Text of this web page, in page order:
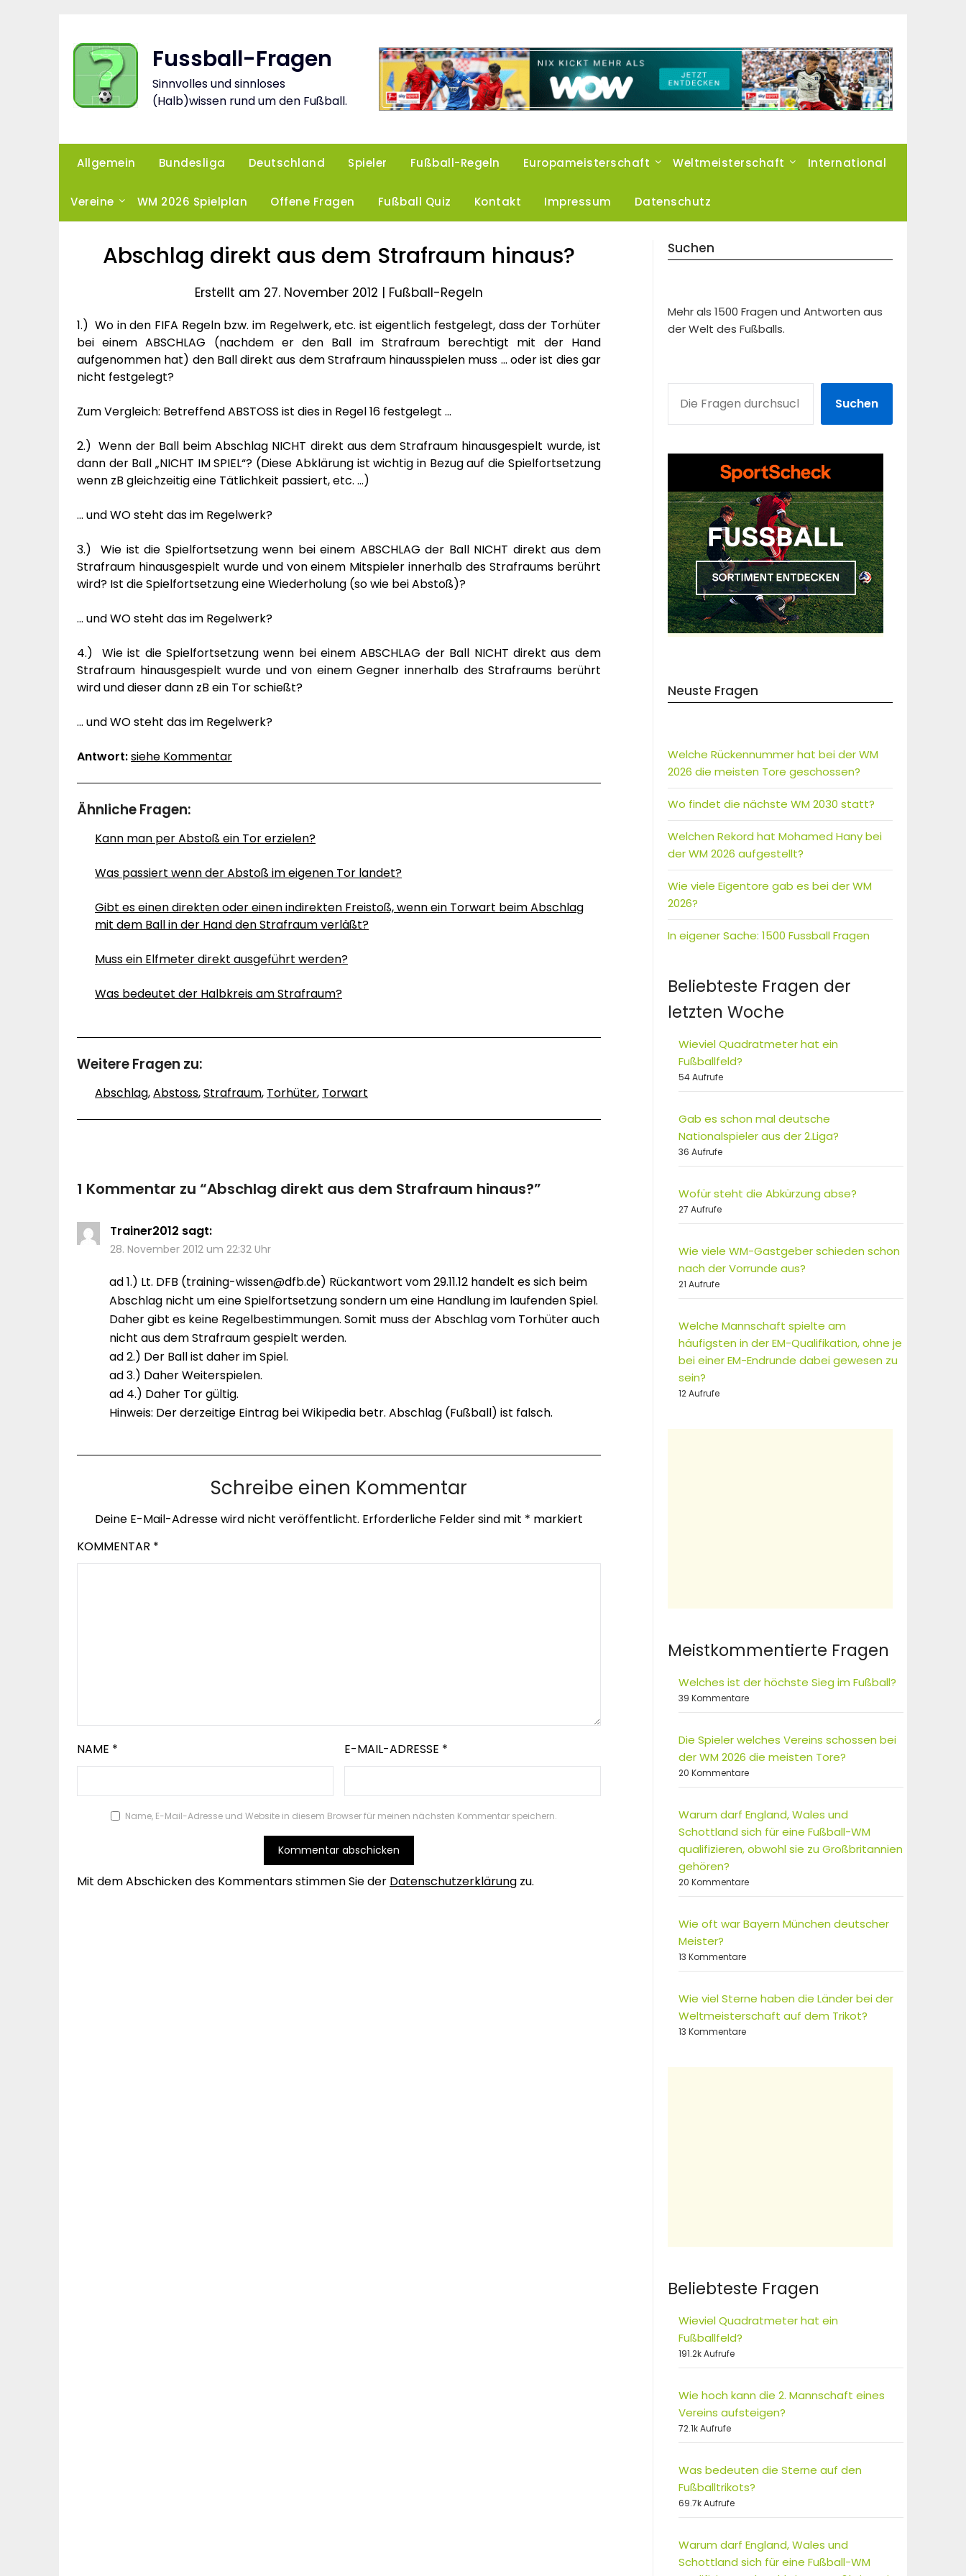
Fussball-Fragen
Sinnvolles und sinnloses
(Halb)wissen rund um den Fußball.
Allgemein Bundesliga Deutschland Spieler Fußball-Regeln Europameisterschaft Weltmeisterschaft International
Vereine WM 2026 Spielplan Offene Fragen Fußball Quiz Kontakt Impressum Datenschutz
Abschlag direkt aus dem Strafraum hinaus?
Erstellt am 27. November 2012 | Fußball-Regeln
1.) Wo in den FIFA Regeln bzw. im Regelwerk, etc. ist eigentlich festgelegt, dass der Torhüter
bei einem ABSCHLAG (nachdem er den Ball im Strafraum berechtigt mit der Hand
aufgenommen hat) den Ball direkt aus dem Strafraum hinausspielen muss … oder ist dies gar
nicht festgelegt?
Zum Vergleich: Betreffend ABSTOSS ist dies in Regel 16 festgelegt …
2.) Wenn der Ball beim Abschlag NICHT direkt aus dem Strafraum hinausgespielt wurde, ist
dann der Ball „NICHT IM SPIEL“? (Diese Abklärung ist wichtig in Bezug auf die Spielfortsetzung
wenn zB gleichzeitig eine Tätlichkeit passiert, etc. …)
… und WO steht das im Regelwerk?
3.) Wie ist die Spielfortsetzung wenn bei einem ABSCHLAG der Ball NICHT direkt aus dem
Strafraum hinausgespielt wurde und von einem Mitspieler innerhalb des Strafraums berührt
wird? Ist die Spielfortsetzung eine Wiederholung (so wie bei Abstoß)?
… und WO steht das im Regelwerk?
4.) Wie ist die Spielfortsetzung wenn bei einem ABSCHLAG der Ball NICHT direkt aus dem
Strafraum hinausgespielt wurde und von einem Gegner innerhalb des Strafraums berührt
wird und dieser dann zB ein Tor schießt?
… und WO steht das im Regelwerk?
Antwort:siehe Kommentar
Ähnliche Fragen:
Kann man per Abstoß ein Tor erzielen?
Was passiert wenn der Abstoß im eigenen Tor landet?
Gibt es einen direkten oder einen indirekten Freistoß, wenn ein Torwart beim Abschlag
mit dem Ball in der Hand den Strafraum verläßt?
Muss ein Elfmeter direkt ausgeführt werden?
Was bedeutet der Halbkreis am Strafraum?
Weitere Fragen zu:
Abschlag,Abstoss,Strafraum, Torhüter, Torwart
1 Kommentar zu “Abschlag direkt aus dem Strafraum hinaus?”
Trainer2012 sagt:
28. November 2012 um 22:32 Uhr
ad 1.) Lt. DFB (training-wissen@dfb.de) Rückantwort vom 29.11.12 handelt es sich beim
Abschlag nicht um eine Spielfortsetzung sondern um eine Handlung im laufenden Spiel.
Daher gibt es keine Regelbestimmungen. Somit muss der Abschlag vom Torhüter auch
nicht aus dem Strafraum gespielt werden.
ad 2.) Der Ball ist daher im Spiel.
ad 3.) Daher Weiterspielen.
ad 4.) Daher Tor gültig.
Hinweis: Der derzeitige Eintrag bei Wikipedia betr. Abschlag (Fußball) ist falsch.
Schreibe einen Kommentar
Deine E-Mail-Adresse wird nicht veröffentlicht. Erforderliche Felder sind mit * markiert
KOMMENTAR *
NAME * E-MAIL-ADRESSE *
Name, E-Mail-Adresse und Website in diesem Browser für meinen nächsten Kommentar speichern.
Mit dem Abschicken des Kommentars stimmen Sie der Datenschutzerklärung zu.
Suchen
Mehr als 1500 Fragen und Antworten aus
der Welt des Fußballs.
Suchen
Neuste Fragen
Welche Rückennummer hat bei der WM
2026 die meisten Tore geschossen?
Wo findet die nächste WM 2030 statt?
Welchen Rekord hat Mohamed Hany bei
der WM 2026 aufgestellt?
Wie viele Eigentore gab es bei der WM
2026?
In eigener Sache: 1500 Fussball Fragen
Beliebteste Fragen der
letzten Woche
Wieviel Quadratmeter hat ein
Fußballfeld?
54 Aufrufe
Gab es schon mal deutsche
Nationalspieler aus der 2.Liga?
36 Aufrufe
Wofür steht die Abkürzung abse?
27 Aufrufe
Wie viele WM-Gastgeber schieden schon
nach der Vorrunde aus?
21 Aufrufe
Welche Mannschaft spielte am
häufigsten in der EM-Qualifikation, ohne je
bei einer EM-Endrunde dabei gewesen zu
sein?
12 Aufrufe
Meistkommentierte Fragen
Welches ist der höchste Sieg im Fußball?
39 Kommentare
Die Spieler welches Vereins schossen bei
der WM 2026 die meisten Tore?
20 Kommentare
Warum darf England, Wales und
Schottland sich für eine Fußball-WM
qualifizieren, obwohl sie zu Großbritannien
gehören?
20 Kommentare
Wie oft war Bayern München deutscher
Meister?
13 Kommentare
Wie viel Sterne haben die Länder bei der
Weltmeisterschaft auf dem Trikot?
13 Kommentare
Beliebteste Fragen
Wieviel Quadratmeter hat ein
Fußballfeld?
191.2k Aufrufe
Wie hoch kann die 2. Mannschaft eines
Vereins aufsteigen?
72.1k Aufrufe
Was bedeuten die Sterne auf den
Fußballtrikots?
69.7k Aufrufe
Warum darf England, Wales und
Schottland sich für eine Fußball-WM